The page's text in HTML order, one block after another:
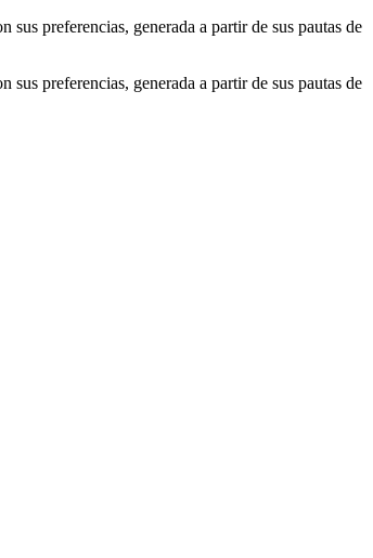
preferencias, generada a partir de sus pautas de
preferencias, generada a partir de sus pautas de